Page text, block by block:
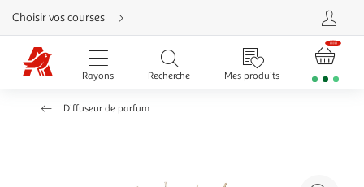
Aller
directement
au
contenu
Aller
directement
Aller
Choisir vos courses
Rayons Recherche Mes produits
Diffuseur de parfum